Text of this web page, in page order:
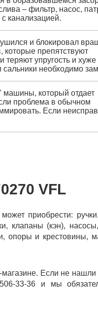
– фильтр, насос,
канализацией.
и блокировал
которые препятствуют
упругость и хуже
необходимо
машины, который отдает
проблема в обычном
Если
VFL
приобрести:
клапаны (кэн),
опоры и крестовины,
магазине. Если не
33-36 и мы